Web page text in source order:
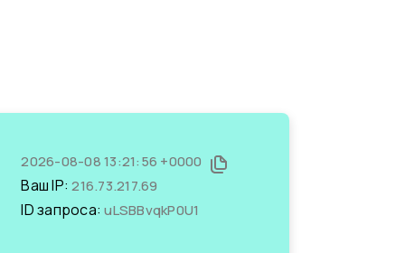
2026-08-08 13:21:56 +0000
Ваш IP:216.73.217.69
ID запроса:uLSBBvqkP0U1